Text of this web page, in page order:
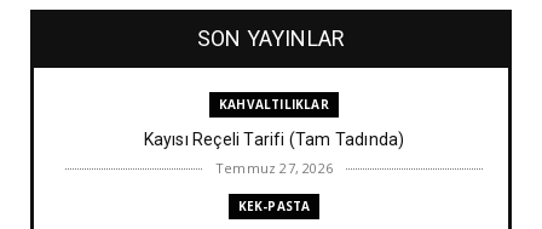
SON YAYINLAR
KAHVALTILIKLAR
Kayısı Reçeli Tarifi (Tam Tadında)
Temmuz 27, 2026
KEK-PASTA